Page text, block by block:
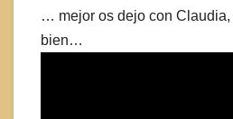
… mejor os dejo con
bien…